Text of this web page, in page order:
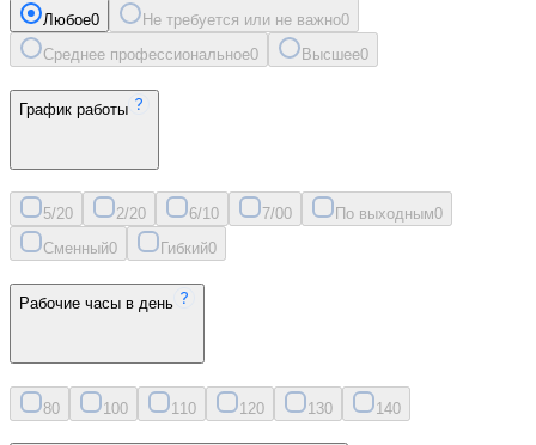
Любое0 Не требуется или не важно0
Среднее профессиональное0 Высшее0
График работы
5/20 2/20 6/10 7/00 По выходным0
Сменный0 Гибкий0
Рабочие часы в день
80 100 11 0 120 130 140